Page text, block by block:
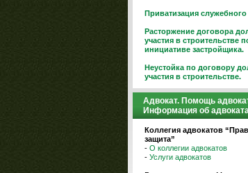
Приватизация
Расторжение договора
участия в строительстве
инициативе застройщика.
Неустойка по договору
участия в строительстве.
Адвокат. Помощь
Информация об
Коллегия адвокатов
защита”
- О коллегии адвокатов
- Услуги адвокатов